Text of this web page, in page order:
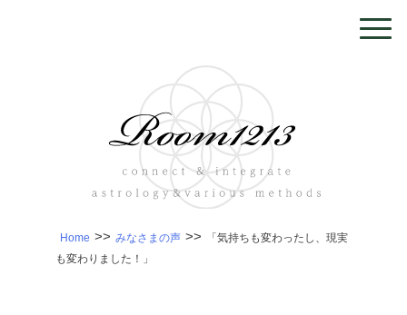
Home >> みなさまの声 >>
「気持ちも変わったし、現実
も変わりました！」